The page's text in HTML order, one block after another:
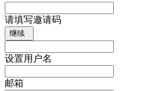
请填写邀请码
继续
设置用户名
邮箱